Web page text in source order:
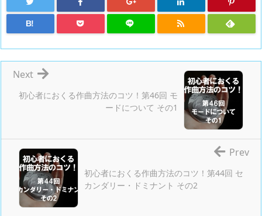
B!
初心者におくる作曲方法のコツ！第46回 モ
ードについて その1
Next
初心者におくる作曲方法のコツ！第44回 セ
カンダリー・ドミナント その2
Prev